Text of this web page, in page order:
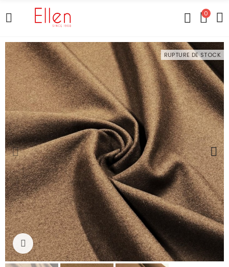
0
RUPTURE DE STOCK
Cliquez pour agrandir